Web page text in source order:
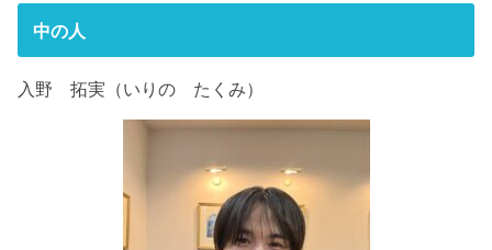
中の人
入野 拓実（いりの たくみ）